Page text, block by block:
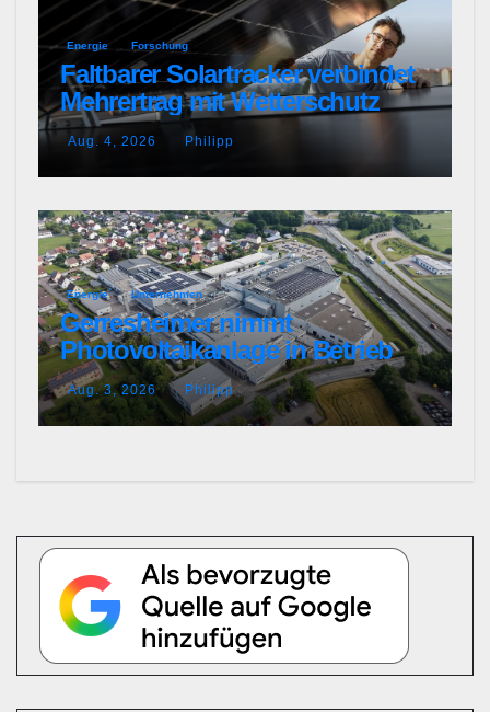
Energie Forschung
Faltbarer Solartracker verbindet
Mehrertrag mit Wetterschutz
Aug. 4, 2026 Philipp
Energie Unternehmen
Gerresheimer nimmt
Photovoltaikanlage in Betrieb
Aug. 3, 2026 Philipp